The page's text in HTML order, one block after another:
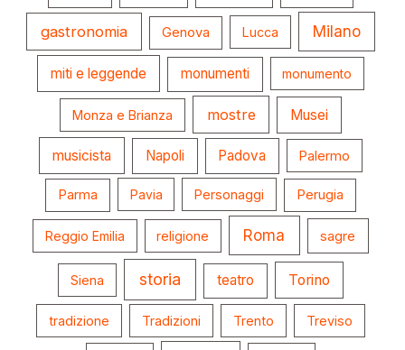
gastronomia Genova Lucca Milano
miti e leggende monumenti monumento
Monza e Brianza mostre Musei
musicista Napoli Padova Palermo
Parma Pavia Personaggi Perugia
Reggio Emilia religione Roma sagre
Siena storia teatro Torino
tradizione Tradizioni Trento Treviso